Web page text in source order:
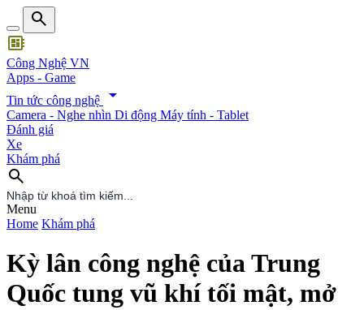
search
developer_board
Công Nghệ VN
Apps - Game
Tin tức công nghệ
arrow_drop_down
Camera - Nghe nhìn Di động Máy tính - Tablet
Đánh giá
Xe
Khám phá
search
search
Menu
Home Khám phá
Kỳ lân công nghệ của Trung
Quốc tung vũ khí tối mật, mở